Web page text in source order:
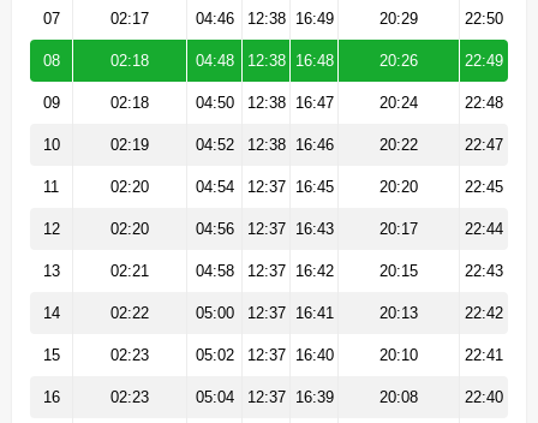
07 02:17 04:46 12:38 16:49 20:29 22:50
08 02:18 04:48 12:38 16:48 20:26 22:49
09 02:18 04:50 12:38 16:47 20:24 22:48
10 02:19 04:52 12:38 16:46 20:22 22:47
11 02:20 04:54 12:37 16:45 20:20 22:45
12 02:20 04:56 12:37 16:43 20:17 22:44
13 02:21 04:58 12:37 16:42 20:15 22:43
14 02:22 05:00 12:37 16:41 20:13 22:42
15 02:23 05:02 12:37 16:40 20:10 22:41
16 02:23 05:04 12:37 16:39 20:08 22:40